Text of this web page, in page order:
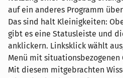
auf ein anderes Programm
Das sind halt Kleinigkeiten:
gibt es eine Statusleiste und
anklickern. Linksklick wählt
Menü mit situationsbezogenen
Mit diesem mitgebrachten